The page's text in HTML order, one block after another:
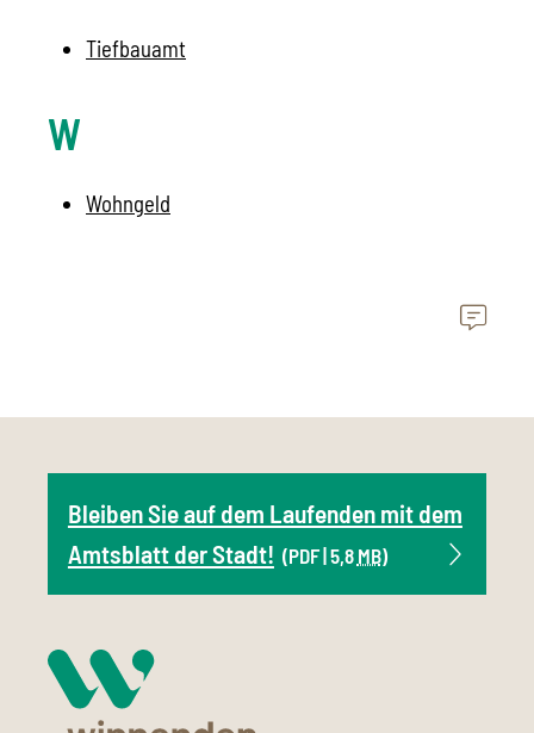
Tiefbauamt
W
Wohngeld
Bleiben Sie auf dem Laufenden mit dem
Amtsblatt der Stadt! (PDF | 5,8 MB)